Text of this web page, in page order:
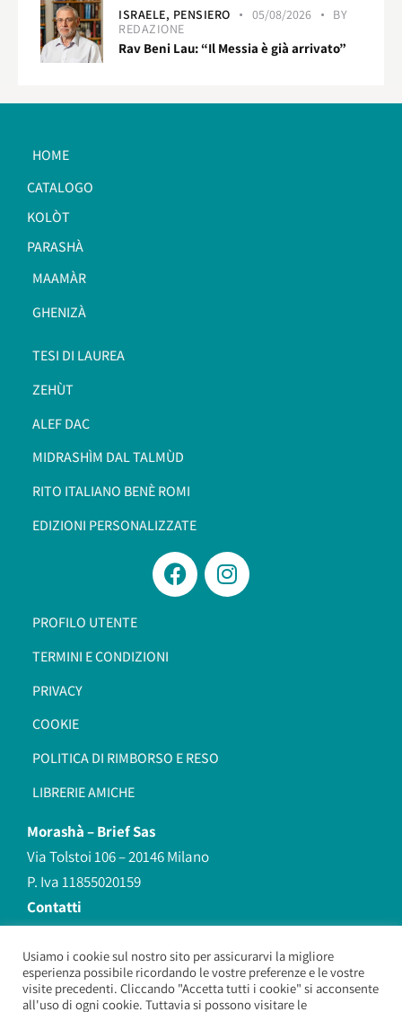
ISRAELE, PENSIERO 05/08/2026
BY
REDAZIONE
Rav Beni Lau: “Il Messia è già arrivato”
HOME
CATALOGO
KOLÒT
PARASHÀ
MAAMÀR
GHENIZÀ
TESI DI LAUREA
ZEHÙT
ALEF DAC
MIDRASHÌM DAL TALMÙD
RITO ITALIANO BENÈ ROMI​
EDIZIONI PERSONALIZZATE
PROFILO UTENTE
TERMINI E CONDIZIONI
PRIVACY
COOKIE
POLITICA DI RIMBORSO E RESO
LIBRERIE AMICHE
Morashà –Brief Sas
Via Tolstoi 106 – 20146 Milano
P. Iva 11855020159
Contatti
redazione@morasha.it
339 8596707
(anche Whatsapp)
Usiamo i cookie sul nostro sito per assicurarvi la migliore
esperienza possibile ricordando le vostre preferenze e le vostre
visite precedenti. Cliccando "Accetta tutti i cookie" si acconsente
all'uso di ogni cookie. Tuttavia si possono visitare le